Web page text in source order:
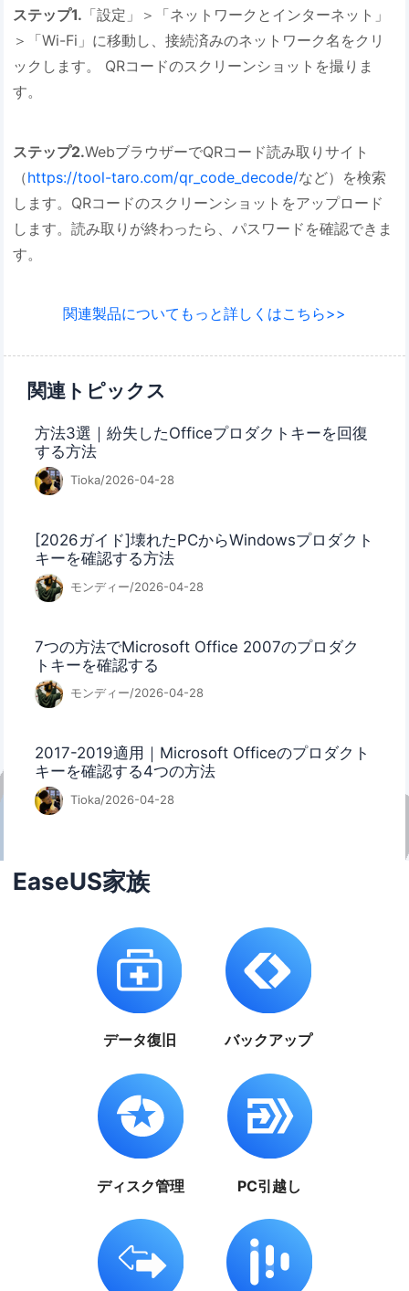
ステップ1. 「設定」＞「ネットワークとインターネット」
＞「Wi-Fi」に移動し、接続済みのネットワーク名をクリ
ックします。 QRコードのスクリーンショットを撮りま
す。
ステップ2.WebブラウザーでQRコード読み取りサイト
（https://tool-taro.com/qr_code_decode/など）を検索
します。QRコードのスクリーンショットをアップロード
します。読み取りが終わったら、パスワードを確認できま
す。
関連製品についてもっと詳しくはこちら>>
関連トピックス
方法3選｜紛失したOfficeプロダクトキーを回復
する方法
Tioka/2026-04-28
[2026ガイド]壊れたPCからWindowsプロダクト
キーを確認する方法
モンディー/2026-04-28
7つの方法でMicrosoft Office 2007のプロダク
トキーを確認する
モンディー/2026-04-28
2017-2019適用｜Microsoft Officeのプロダクト
キーを確認する4つの方法
Tioka/2026-04-28
EaseUS家族
データ復旧 バックアップ
ディスク管理 PC引越し